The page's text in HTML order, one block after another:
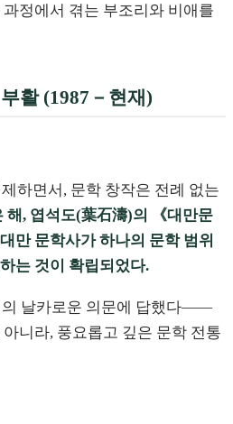
정에서 겪는 부조리와 비애를
활 (1987－현재)
하면서, 문학 창작은 전례 없는
해, 엽석도(葉石濤)의 《대만문
만 문학사가 하나의 문학 범위
는 것이 확립되었다.
의 날카로운 의문에 답했다——
니라, 풍요롭고 깊은 문학 전통